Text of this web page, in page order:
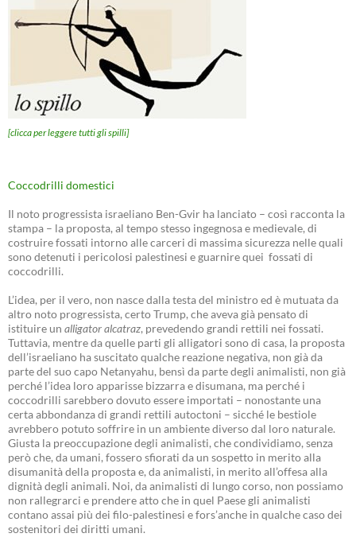
[clicca per leggere tutti gli spilli]
Coccodrilli domestici
Il noto progressista israeliano Ben-Gvir ha lanciato – così racconta la
stampa – la proposta, al tempo stesso ingegnosa e medievale, di
costruire fossati intorno alle carceri di massima sicurezza nelle quali
sono detenuti i pericolosi palestinesi e guarnire quei fossati di
coccodrilli.
L’idea, per il vero, non nasce dalla testa del ministro ed è mutuata da
altro noto progressista, certo Trump, che aveva già pensato di
istituire un alligator alcatraz, prevedendo grandi rettili nei fossati.
Tuttavia, mentre da quelle parti gli alligatori sono di casa, la proposta
dell’israeliano ha suscitato qualche reazione negativa, non già da
parte del suo capo Netanyahu, bensì da parte degli animalisti, non già
perché l’idea loro apparisse bizzarra e disumana, ma perché i
coccodrilli sarebbero dovuto essere importati – nonostante una
certa abbondanza di grandi rettili autoctoni – sicché le bestiole
avrebbero potuto soffrire in un ambiente diverso dal loro naturale.
Giusta la preoccupazione degli animalisti, che condividiamo, senza
però che, da umani, fossero sfiorati da un sospetto in merito alla
disumanità della proposta e, da animalisti, in merito all’offesa alla
dignità degli animali. Noi, da animalisti di lungo corso, non possiamo
non rallegrarci e prendere atto che in quel Paese gli animalisti
contano assai più dei filo-palestinesi e fors’anche in qualche caso dei
sostenitori dei diritti umani.